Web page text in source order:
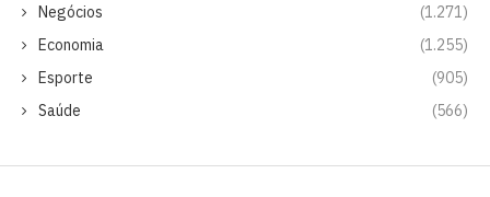
Negócios
(1.271)
Economia
(1.255)
Esporte
(905)
Saúde
(566)